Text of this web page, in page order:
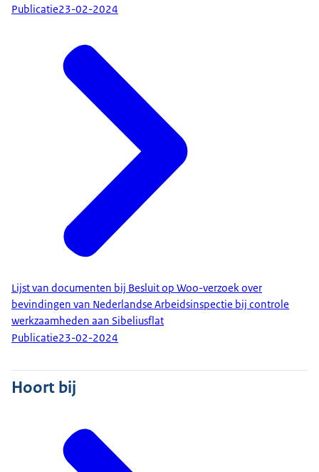
Publicatie23-02-2024
Lijst van documenten bij Besluit op Woo-verzoek over
bevindingen van Nederlandse Arbeidsinspectie bij controle
werkzaamheden aan Sibeliusflat
Publicatie23-02-2024
Hoort bij